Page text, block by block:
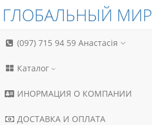
ГЛОБАЛЬНЫЙ МИР
(097) 715 94 59 Анастасія
Каталог
ИНОРМАЦИЯ О КОМПАНИИ
ДОСТАВКА И ОПЛАТА